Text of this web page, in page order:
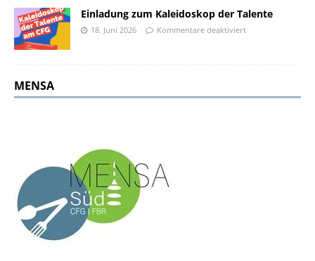
Einladung zum Kaleidoskop der Talente
18. Juni 2026 Kommentare deaktiviert
MENSA